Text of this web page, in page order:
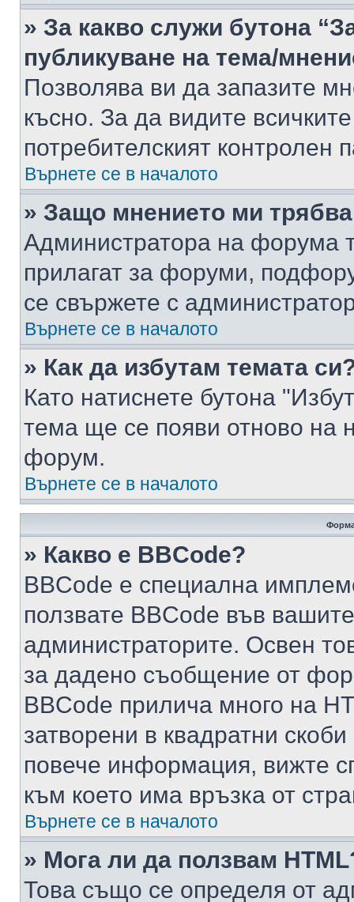
» За какво служи бутона
публикуване на тема/
Позволява ви да запазите
късно. За да видите
потребителският контролен
Върнете се в началото
» Защо мнението ми
Администратора на форума
прилагат за форуми,
се свържете с
Върнете се в началото
» Как да избутам темата
Като натиснете бутона
тема ще се появи отново на
форум.
Върнете се в началото
» Какво е BBCode?
BBCode е специална
ползвате BBCode във
администраторите. Освен
за дадено съобщение от
BBCode прилича много на
затворени в квадратни
повече информация, вижте
към което има връзка от
Върнете се в началото
» Мога ли да ползвам
Това също се определя от